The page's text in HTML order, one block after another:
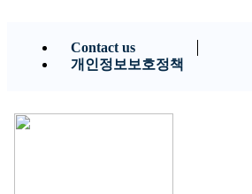
Contact us
개인정보보호정책